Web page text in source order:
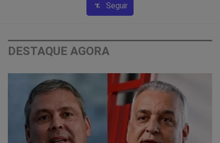
Seguir
DESTAQUE AGORA